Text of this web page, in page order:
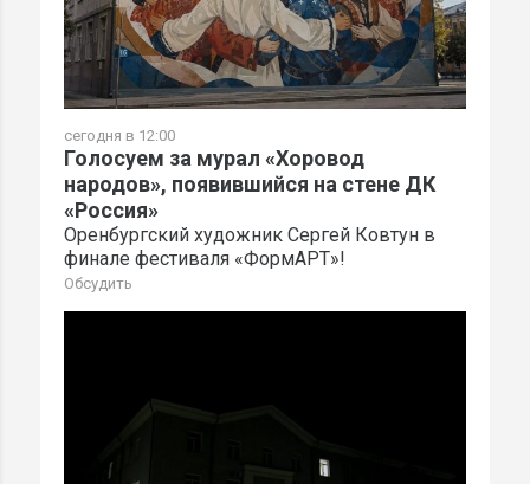
сегодня в 12:00
Голосуем за мурал «Хоровод
народов», появившийся на стене ДК
«Россия»
Оренбургский художник Сергей Ковтун в
финале фестиваля «ФормАРТ»!
Обсудить